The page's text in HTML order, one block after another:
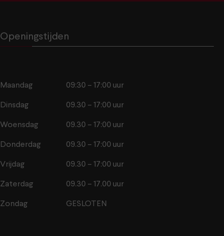
Openingstijden
Maandag 09:30 – 17:00 uur
Dinsdag 09.30 – 17:00 uur
Woensdag 09.30 – 17:00 uur
Donderdag 09.30 – 17:00 uur
Vrijdag 09.30 – 17:00 uur
Zaterdag 09.30 – 17.00 uur
Zondag GESLOTEN